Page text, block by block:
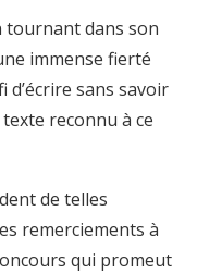
tournant dans son
immense fierté
d’écrire sans savoir
reconnu à ce
de telles
remerciements à
qui promeut